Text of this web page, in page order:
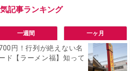
一週間 一ヶ月
円！行列が絶えない名
ド【ラーメン福】知って